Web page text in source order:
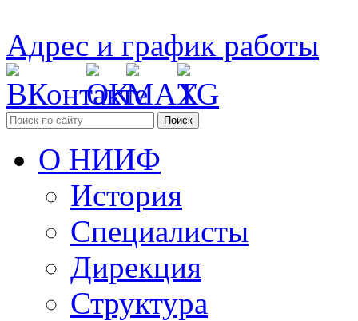
Адрес и график работы
Поиск
О НИИФ
История
Специалисты
Дирекция
Структура